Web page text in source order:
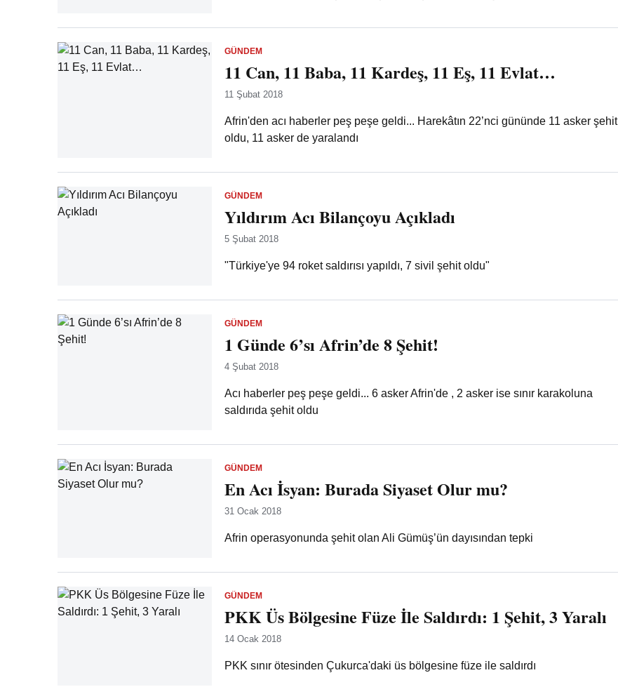
GÜNDEM
11 Can, 11 Baba, 11 Kardeş, 11 Eş, 11 Evlat…
11 Şubat 2018
Afrin'den acı haberler peş peşe geldi... Harekâtın 22’nci gününde 11 asker şehit
oldu, 11 asker de yaralandı
GÜNDEM
Yıldırım Acı Bilançoyu Açıkladı
5 Şubat 2018
"Türkiye'ye 94 roket saldırısı yapıldı, 7 sivil şehit oldu"
GÜNDEM
1 Günde 6’sı Afrin’de 8 Şehit!
4 Şubat 2018
Acı haberler peş peşe geldi... 6 asker Afrin'de , 2 asker ise sınır karakoluna
saldırıda şehit oldu
GÜNDEM
En Acı İsyan: Burada Siyaset Olur mu?
31 Ocak 2018
Afrin operasyonunda şehit olan Ali Gümüş’ün dayısından tepki
GÜNDEM
PKK Üs Bölgesine Füze İle Saldırdı: 1 Şehit, 3 Yaralı
14 Ocak 2018
PKK sınır ötesinden Çukurca'daki üs bölgesine füze ile saldırdı